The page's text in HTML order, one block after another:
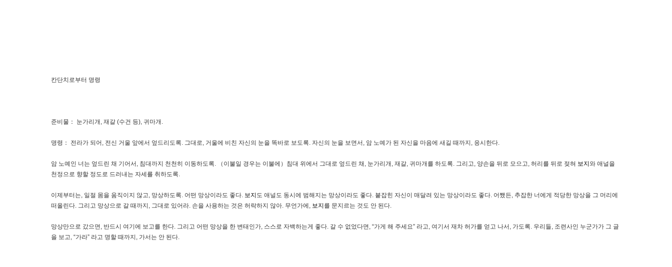
칸단치로부터 명령
준비물： 눈가리개, 재갈 (수건 등), 귀마개.
명령： 전라가 되어, 전신 거울 앞에서 엎드리도록. 그대로, 거울에 비친 자신의 눈을 똑바로 보도록. 자신의 눈을 보면서, 암 노예가 된 자신을 마음에 새길 때까지, 응시한다.
암 노예인 너는 엎드린 채 기어서, 침대까지 천천히 이동하도록. （이불일 경우는 이불에）침대 위에서 그대로 엎드린 채, 눈가리개, 재갈, 귀마개를 하도록. 그리고, 양손을 뒤로 모으고, 허리를 뒤로 젖혀 보지 와 애널을
천정으로 향할 정도로 드러내는 자세를 취하도록.
이제부터는, 일절 몸을 움직이지 않고, 망상하도록. 어떤 망상이라도 좋다. 보지 도 애널도 동시에 범해지는 망상이라도 좋다. 붙잡힌 자신이 매달려 있는 망상이라도 좋다. 어쨌든, 추잡한 너에게 적당한 망상을 그 머리에
떠올린다. 그리고 망상으로 갈 때까지, 그대로 있어라. 손을 사용하는 것은 허락하지 않아. 무언가에, 보지 를 문지르는 것도 안 된다.
망상만으로 갔으면, 반드시 여기에 보고를 한다. 그리고 어떤 망상을 한 변태인가, 스스로 자백하는게 좋다. 갈 수 없었다면, “가게 해 주세요” 라고, 여기서 재차 허가를 얻고 나서, 가도록. 우리들, 조련사인 누군가가 그 글
을 보고, “가라” 라고 명할 때까지, 가서는 안 된다.